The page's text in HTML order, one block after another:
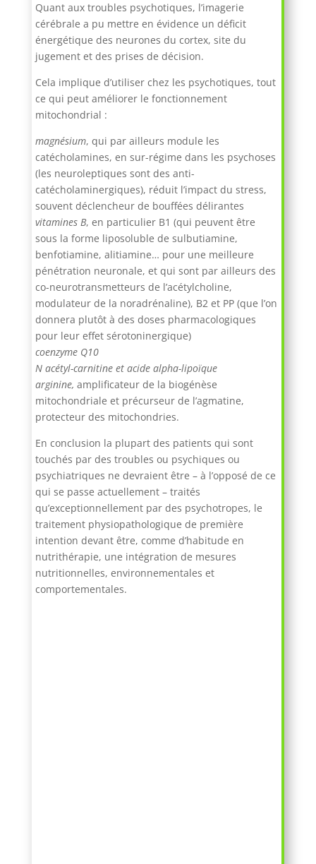
Quant aux troubles psychotiques, l’imagerie
cérébrale a pu mettre en évidence un déficit
énergétique des neurones du cortex, site du
jugement et des prises de décision.
Cela implique d’utiliser chez les psychotiques, tout
ce qui peut améliorer le fonctionnement
mitochondrial :
magnésium, qui par ailleurs module les
catécholamines, en sur-régime dans les psychoses
(les neuroleptiques sont des anti-
catécholaminergiques), réduit l’impact du stress,
souvent déclencheur de bouffées délirantes
vitamines B, en particulier B1 (qui peuvent être
sous la forme liposoluble de sulbutiamine,
benfotiamine, alitiamine… pour une meilleure
pénétration neuronale, et qui sont par ailleurs des
co-neurotransmetteurs de l’acétylcholine,
modulateur de la noradrénaline), B2 et PP (que l’on
donnera plutôt à des doses pharmacologiques
pour leur effet sérotoninergique)
coenzyme Q10
N acétyl-carnitine et acide alpha-lipoïque
arginine, amplificateur de la biogénèse
mitochondriale et précurseur de l’agmatine,
protecteur des mitochondries.
En conclusion la plupart des patients qui sont
touchés par des troubles ou psychiques ou
psychiatriques ne devraient être – à l’opposé de ce
qui se passe actuellement – traités
qu’exceptionnellement par des psychotropes, le
traitement physiopathologique de première
intention devant être, comme d’habitude en
nutrithérapie, une intégration de mesures
nutritionnelles, environnementales et
comportementales.